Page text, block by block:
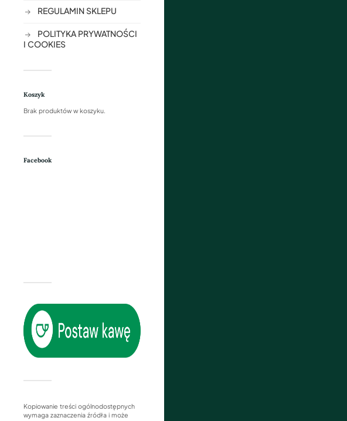
REGULAMIN SKLEPU
POLITYKA PRYWATNOŚCI
I COOKIES
Koszyk
Brak produktów w koszyku.
Facebook
Kopiowanie treści ogólnodostępnych
wymaga zaznaczenia źródła i może